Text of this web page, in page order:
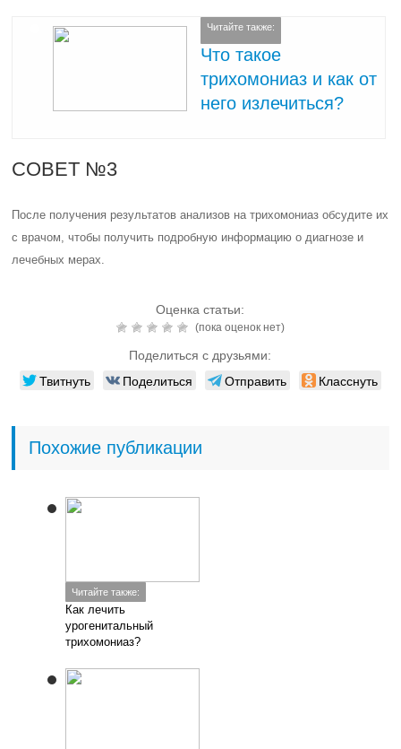
Читайте также:
Что такое
трихомониаз и как от
него излечиться?
СОВЕТ №3
После получения результатов анализов на трихомониаз обсудите их
с врачом, чтобы получить подробную информацию о диагнозе и
лечебных мерах.
Оценка статьи:
(пока оценок нет)
Поделиться с друзьями:
Твитнуть Поделиться Отправить Класснуть
Похожие публикации
Читайте также:
Как лечить
урогенитальный
трихомониаз?